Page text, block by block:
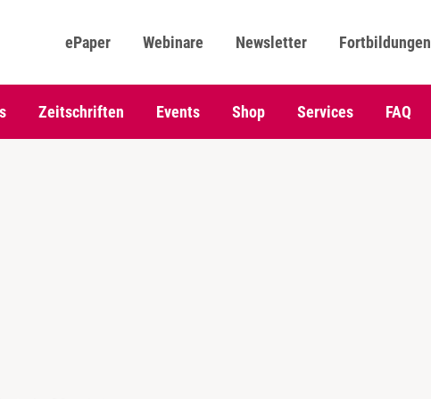
ePaper Webinare Newsletter Fortbildungen
Zeitschriften Events Shop Services FAQ